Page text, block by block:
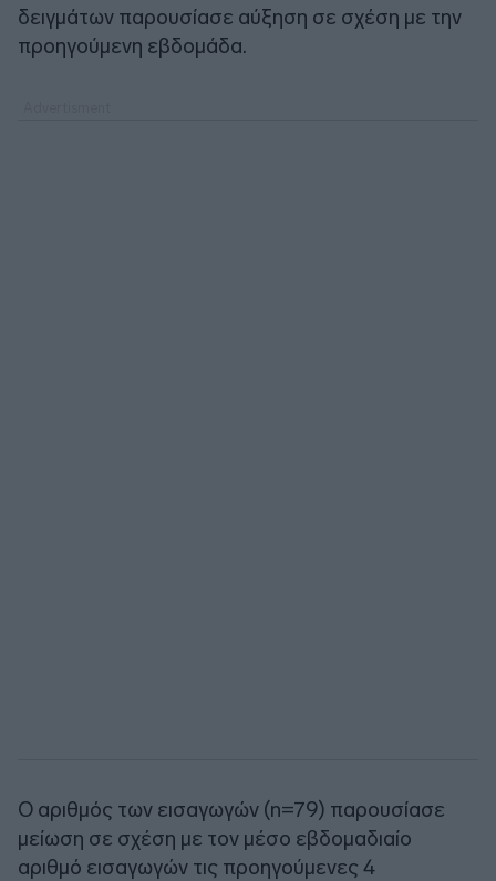
δειγμάτων παρουσίασε αύξηση σε σχέση με την
προηγούμενη εβδομάδα.
Ο αριθμός των εισαγωγών (n=79) παρουσίασε
μείωση σε σχέση με τον μέσο εβδομαδιαίο
αριθμό εισαγωγών τις προηγούμενες 4